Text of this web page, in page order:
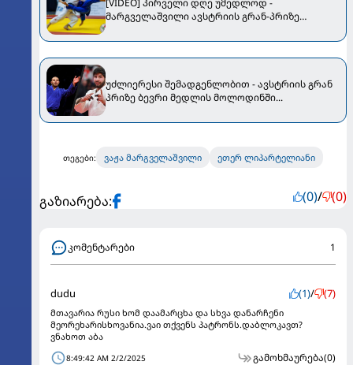
მარგველაშვილი ავსტრიის გრან-პრიზე
დამარცხდა
უძლიერესი შემადგენლობით - ავსტრიის გრან
პრიზე ბევრი მედლის მოლოდინში...
თეგები: ვაჟა მარგველაშვილი ეთერ ლიპარტელიანი
გაზიარება: (0)/ (0)
კომენტარები 1
dudu (1)/ (7)
მთავარია რუსი ხომ დაამარცხა და სხვა დანარჩენი
მეორეხარისხოვანია.ვაი თქვენს პატრონს.დაბლოკავთ?
ვნახოთ აბა
8:49:42 AM 2/2/2025 გამოხმაურება(0)